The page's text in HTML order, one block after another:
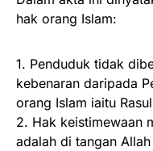
hak orang Islam:
1. Penduduk tidak
kebenaran daripada
orang Islam iaitu
2. Hak keistimewaan
adalah di tangan